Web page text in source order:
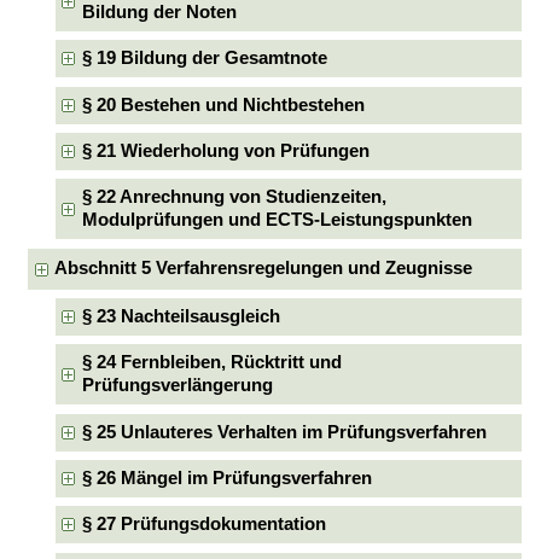
Bildung der Noten
§ 19 Bildung der Gesamtnote
§ 20 Bestehen und Nichtbestehen
§ 21 Wiederholung von Prüfungen
§ 22 Anrechnung von Studienzeiten,
Modulprüfungen und ECTS-Leistungspunkten
Abschnitt 5 Verfahrensregelungen und Zeugnisse
§ 23 Nachteilsausgleich
§ 24 Fernbleiben, Rücktritt und
Prüfungsverlängerung
§ 25 Unlauteres Verhalten im Prüfungsverfahren
§ 26 Mängel im Prüfungsverfahren
§ 27 Prüfungsdokumentation